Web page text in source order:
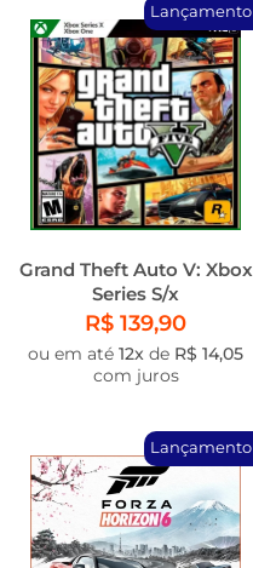
Lançamento
Grand Theft Auto V: Xbox
Series S/x
R$ 139,90
ou em até 12x de R$ 14,05
com juros
Lançamento